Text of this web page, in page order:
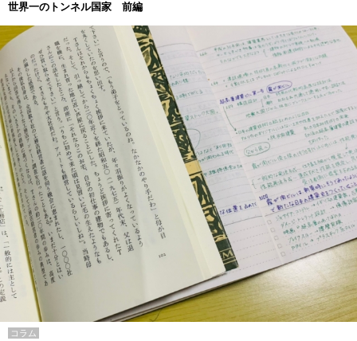
世界一のトンネル国家 前編
コラム